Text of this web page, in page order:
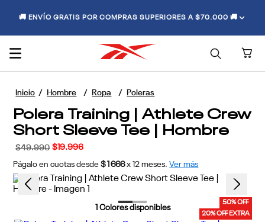
🚚 ENVÍO GRATIS POR COMPRAS SUPERIORES A $70.000 🚚
Hombre Ropa Poleras
Polera Training | Athlete Crew
Short Sleeve Tee | Hombre
$49.990 $ 19.996
Págalo en cuotas desde $1666 x 12 meses. Ver más
50% OFF
20% OFF EXTRA
Colores disponibles